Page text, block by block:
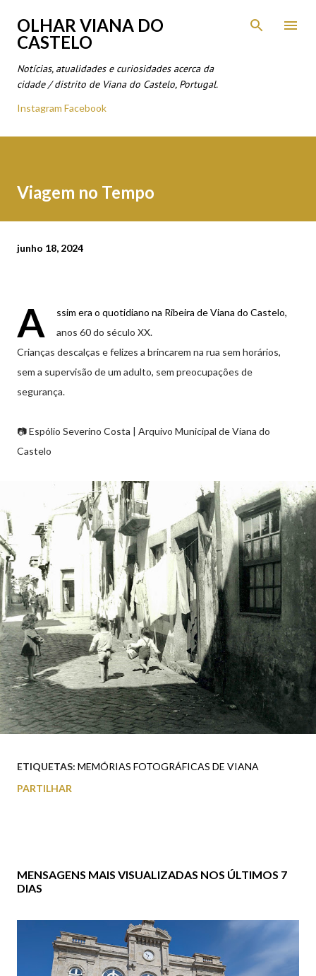
Avançar para o conteúdo principal
OLHAR VIANA DO
CASTELO
Notícias, atualidades e curiosidades acerca da
cidade / distrito de Viana do Castelo, Portugal.
Instagram Facebook
Viagem no Tempo
junho 18, 2024
A
ssim era o quotidiano na Ribeira de Viana do Castelo,
anos 60 do século XX.
Crianças descalças e felizes a brincarem na rua sem horários,
sem a supervisão de um adulto, sem preocupações de
segurança.
📷 Espólio Severino Costa | Arquivo Municipal de Viana do
Castelo
ETIQUETAS: MEMÓRIAS FOTOGRÁFICAS DE VIANA
PARTILHAR
MENSAGENS MAIS VISUALIZADAS NOS ÚLTIMOS 7
DIAS